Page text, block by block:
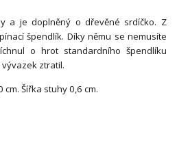
a je doplněný o dřevěné srdíčko. Z
špendlík. Díky němu se nemusíte
o hrot standardního špendlíku
ztratil.
cm. Šířka stuhy 0,6 cm.